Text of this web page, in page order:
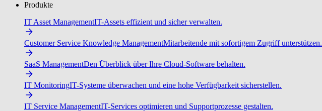
Produkte
IT Asset ManagementIT-Assets effizient und sicher verwalten.
Customer Service Knowledge ManagementMitarbeitende mit sofortigem Zugriff unterstützen.
SaaS ManagementDen Überblick über Ihre Cloud-Software behalten.
IT MonitoringIT-Systeme überwachen und eine hohe Verfügbarkeit sicherstellen.
IT Service ManagementIT-Services optimieren und Supportprozesse gestalten.